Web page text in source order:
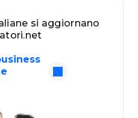
si aggiornano